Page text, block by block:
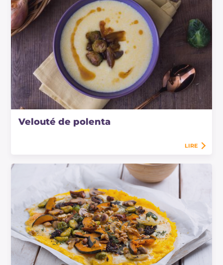
Velouté de polenta
LIRE